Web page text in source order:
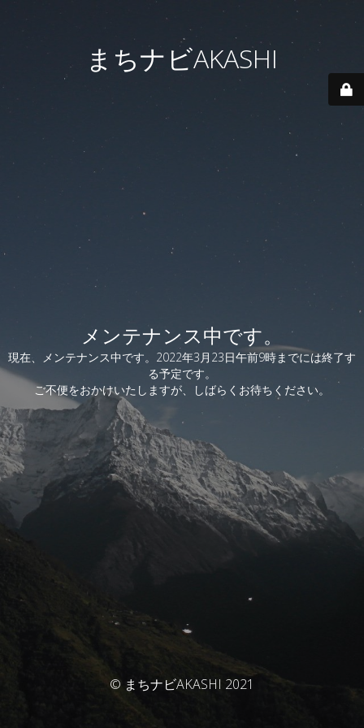
まちナビAKASHI
メンテナンス中です。
現在、メンテナンス中です。2022年3月23日午前9時までには終了す
る予定です。
ご不便をおかけいたしますが、しばらくお待ちください。
© まちナビAKASHI 2021